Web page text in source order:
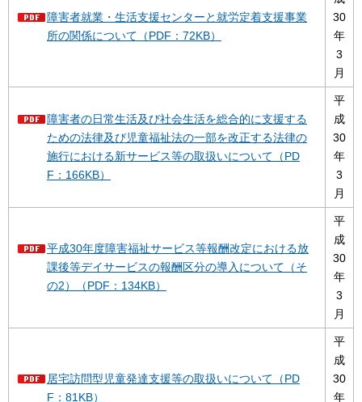
障害者就業・生活支援センターと就労定着支援事業
所の関係について（PDF：72KB）
30
年
3
月
障害者の日常生活及び社会生活を総合的に支援する
ための法律及び児童福祉法の一部を改正する法律の
施行における新サービス等の取扱いについて（PD
F：166KB）
平
成
30
年
3
月
平成30年度障害福祉サービス等報酬改定における放
課後等デイサービスの報酬区分の導入について（そ
の2）（PDF：134KB）
平
成
30
年
3
月
居宅訪問型児童発達支援等の取扱いについて（PD
F：81KB）
平
成
30
年